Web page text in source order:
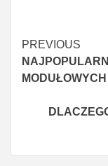
Continue
Reading
PREVIOUS